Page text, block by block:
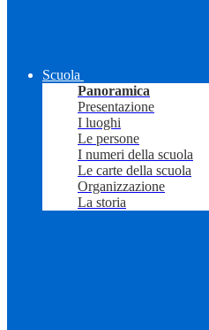
Scuola
Panoramica
Presentazione
I luoghi
Le persone
I numeri della scuola
Le carte della scuola
Organizzazione
La storia